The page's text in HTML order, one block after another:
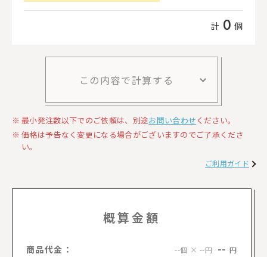
計 0 個
この内容で計算する
最小発注数以下でのご依頼は、別途お問い合わせください。
価格は予告なく変更になる場合がございますのでご了承くださ
い。
ご利用ガイド
概算金額
商品代金： --個 × --円 -- 円